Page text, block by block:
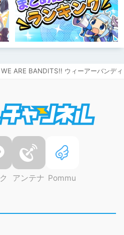
WE ARE BANDITS!! ウィーアーバンデ
アンテナ Pommu